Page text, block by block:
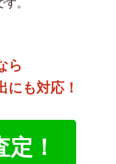
。
ら
にも対応！
！